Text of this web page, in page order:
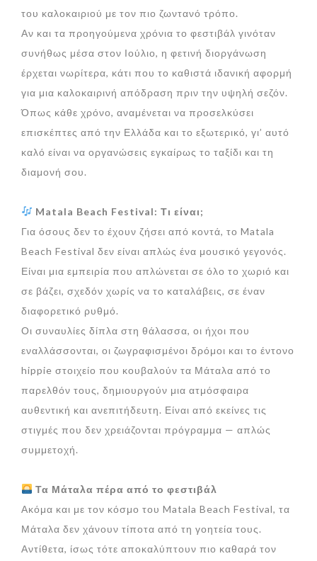
του καλοκαιριού με τον πιο ζωντανό τρόπο.
Αν και τα προηγούμενα χρόνια το φεστιβάλ γινόταν
συνήθως μέσα στον Ιούλιο, η φετινή διοργάνωση
έρχεται νωρίτερα, κάτι που το καθιστά ιδανική αφορμή
για μια καλοκαιρινή απόδραση πριν την υψηλή σεζόν.
Όπως κάθε χρόνο, αναμένεται να προσελκύσει
επισκέπτες από την Ελλάδα και το εξωτερικό, γι’ αυτό
καλό είναι να οργανώσεις εγκαίρως το ταξίδι και τη
διαμονή σου.
Matala Beach Festival: Τι είναι;
Για όσους δεν το έχουν ζήσει από κοντά, το Matala
Beach Festival δεν είναι απλώς ένα μουσικό γεγονός.
Είναι μια εμπειρία που απλώνεται σε όλο το χωριό και
σε βάζει, σχεδόν χωρίς να το καταλάβεις, σε έναν
διαφορετικό ρυθμό.
Οι συναυλίες δίπλα στη θάλασσα, οι ήχοι που
εναλλάσσονται, οι ζωγραφισμένοι δρόμοι και το έντονο
hippie στοιχείο που κουβαλούν τα Μάταλα από το
παρελθόν τους, δημιουργούν μια ατμόσφαιρα
αυθεντική και ανεπιτήδευτη. Είναι από εκείνες τις
στιγμές που δεν χρειάζονται πρόγραμμα — απλώς
συμμετοχή.
Τα Μάταλα πέρα από το φεστιβάλ
Ακόμα και με τον κόσμο του Matala Beach Festival, τα
Μάταλα δεν χάνουν τίποτα από τη γοητεία τους.
Αντίθετα, ίσως τότε αποκαλύπτουν πιο καθαρά τον